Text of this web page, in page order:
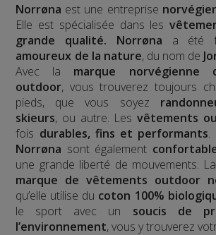
Norrøna est une entreprise
Elle est spécialisée dans les
grande qualité.
Norrøna a été
amoureux de la nature, du nom de
Avec la marque norvégienne
outdoor, vous trouverez toujours
pieds, que vous soyez
skieurs, ou autre. Les vêtements
fois durables, fins et performants.
Norrøna sont également
une grande liberté de mouvements.
marque de vêtements outdoor
qu’elle utilise du coton 100%
le sport avec un soucis de
l’environnement, vous y trouverez